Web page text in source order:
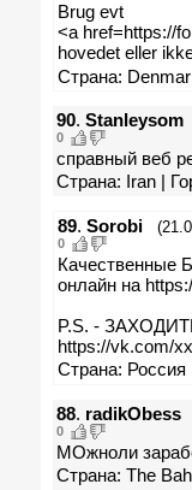
Brug evt
<a href=https://
hovedet eller
Страна:
90. Stanleysom
0
справный веб
Страна: Iran |
89. Sorobi
0
Качественные
онлайн на
P.S. -
https://vk.com/
Страна:
88. radikObess
0
МОжноли
Страна: The